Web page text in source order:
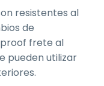
resistentes al
de
frete al
pueden utilizar